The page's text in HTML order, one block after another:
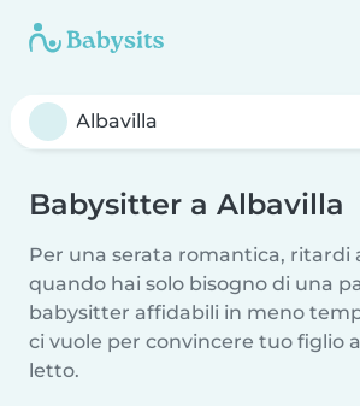
Babysitter a Albavilla
Per una serata romantica, ritardi
quando hai solo bisogno di una
babysitter affidabili in meno
ci vuole per convincere tuo figlio
letto.